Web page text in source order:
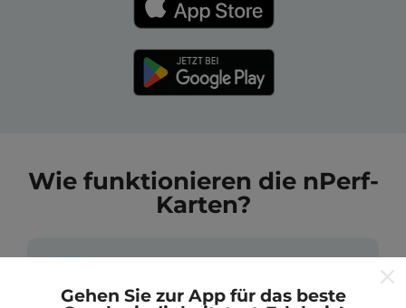
Wie funktionieren die nPerf-
Karten?
Gehen Sie zur App für das beste